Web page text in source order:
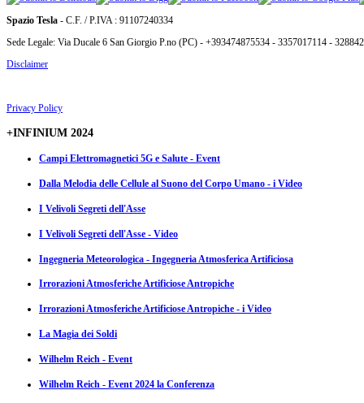
Spazio Tesla - C.F. / P.IVA : 91107240334
Sede Legale: Via Ducale 6 San Giorgio P.no (PC) - +393474875534 - 3357017114 -
Disclaimer
Privacy Policy
+INFINIUM 2024
Campi Elettromagnetici 5G e Salute - Event
Dalla Melodia delle Cellule al Suono del Corpo Umano - i Video
I Velivoli Segreti dell'Asse
I Velivoli Segreti dell'Asse - Video
Ingegneria Meteorologica - Ingegneria Atmosferica Artificiosa
Irrorazioni Atmosferiche Artificiose Antropiche
Irrorazioni Atmosferiche Artificiose Antropiche - i Video
La Magia dei Soldi
Wilhelm Reich - Event
Wilhelm Reich - Event 2024 la Conferenza